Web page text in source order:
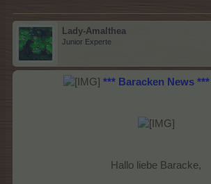
Lady-Amalthea
Junior Experte
*** Baracken News ***
Hallo liebe Baracke,